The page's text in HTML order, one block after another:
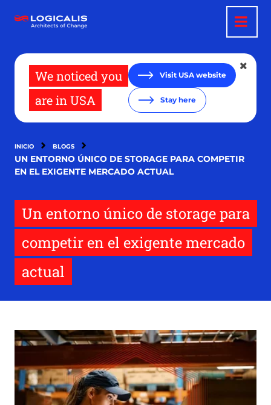
contenido
We noticed you
are in USA
Visit USA website
Stay here
INICIO BLOGS
UN ENTORNO ÚNICO DE STORAGE PARA COMPETIR
EN EL EXIGENTE MERCADO ACTUAL
Un entorno único de storage para
competir en el exigente mercado
actual